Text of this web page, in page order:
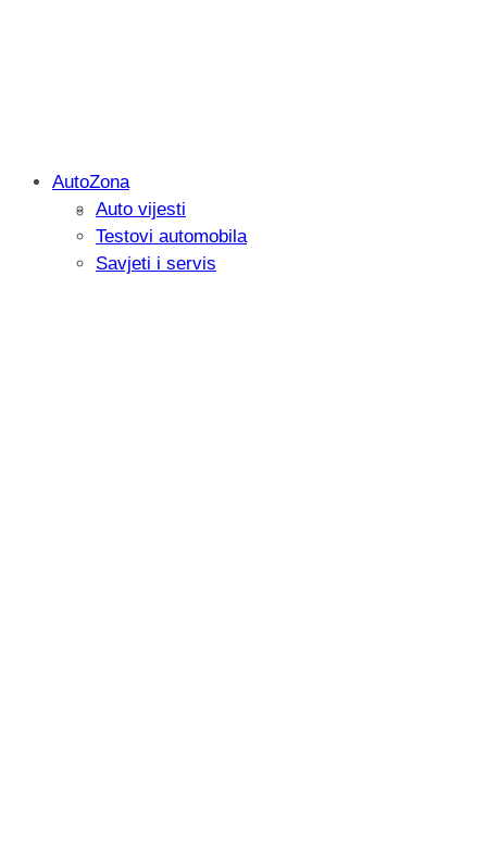
Savjetujemo: Što učiniti kada vaš
AutoZona
Auto vijesti
Testovi automobila
Savjeti i servis